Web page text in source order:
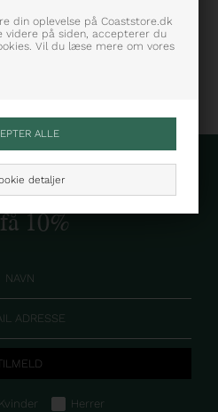
din oplevelse på Coaststore.dk
videre på siden, accepterer du
Vil du læse mere om vores
detaljer
nyhedsbrev
10%
Kvinder Herrer